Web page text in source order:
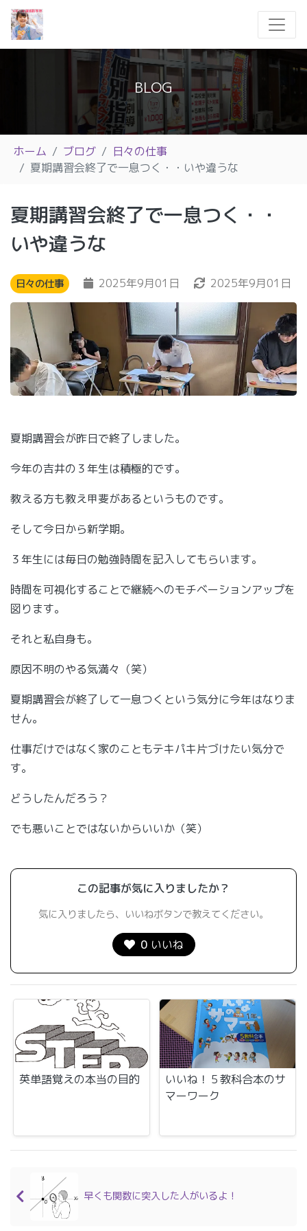
BLOG
ホーム ブログ
日々の仕事
夏期講習会終了で一息つく・・いや違うな
夏期講習会終了で一息つく・・
いや違うな
日々の仕事 2025年9月01日 2025年9月01日
夏期講習会が昨日で終了しました。
今年の吉井の３年生は積極的です。
教える方も教え甲斐があるというものです。
そして今日から新学期。
３年生には毎日の勉強時間を記入してもらいます。
時間を可視化することで継続へのモチベーションアップを
図ります。
それと私自身も。
原因不明のやる気満々（笑）
夏期講習会が終了して一息つくという気分に今年はなりま
せん。
仕事だけではなく家のこともテキパキ片づけたい気分で
す。
どうしたんだろう？
でも悪いことではないからいいか（笑）
この記事が気に入りましたか？
気に入りましたら、いいねボタンで教えてください。
0 いいね
英単語覚えの本当の目的
いいね！５教科合本のサ
マーワーク
早くも関数に突入した人がいるよ！